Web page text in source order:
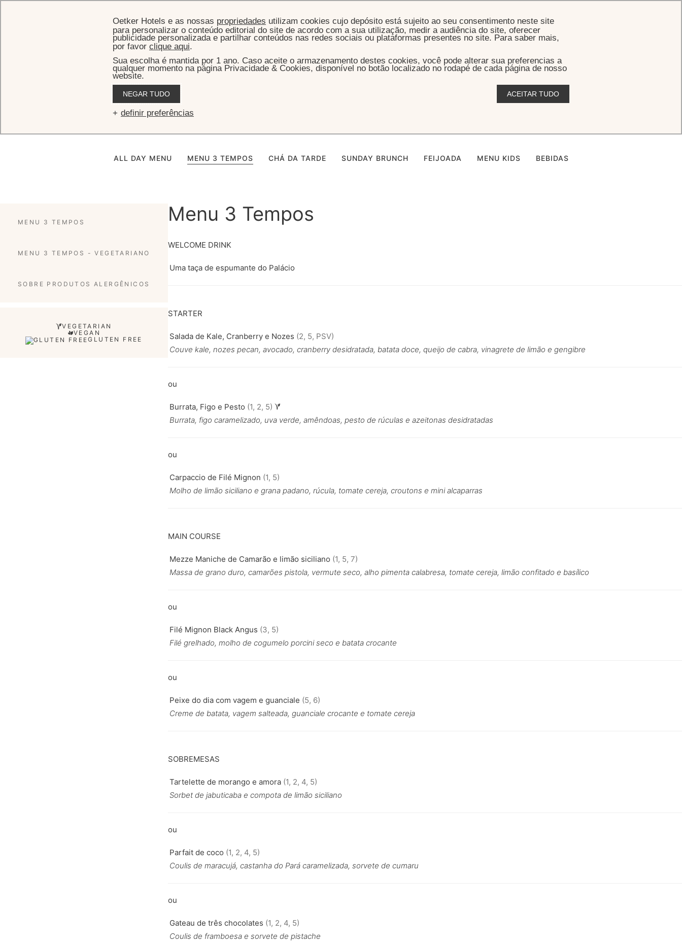
Pateo do Palácio - Menu 3 Tempos
ALL DAY MENU MENU 3 TEMPOS CHÁ DA TARDE SUNDAY BRUNCH FEIJOADA MENU KIDS BEBIDAS
MENU 3 TEMPOS
MENU 3 TEMPOS - VEGETARIANO
SOBRE PRODUTOS ALERGÊNICOS
VEGETARIAN
VEGAN
GLUTEN FREE
Menu 3 Tempos
WELCOME DRINK
Uma taça de espumante do Palácio
STARTER
Salada de Kale, Cranberry e Nozes (2, 5, PSV)
Couve kale, nozes pecan, avocado, cranberry desidratada, batata doce, queijo de cabra, vinagrete de limão e gengibre
Burrata, Figo e Pesto (1, 2, 5)
Burrata, figo caramelizado, uva verde, amêndoas, pesto de rúculas e azeitonas desidratadas
Carpaccio de Filé Mignon (1, 5)
Molho de limão siciliano e grana padano, rúcula, tomate cereja, croutons e mini alcaparras
MAIN COURSE
Mezze Maniche de Camarão e limão siciliano (1, 5, 7)
Massa de grano duro, camarões pistola, vermute seco, alho pimenta calabresa, tomate cereja, limão confitado e basílico
Filé Mignon Black Angus (3, 5)
Filé grelhado, molho de cogumelo porcini seco e batata crocante
Peixe do dia com vagem e guanciale (5, 6)
Creme de batata, vagem salteada, guanciale crocante e tomate cereja
SOBREMESAS
Tartelette de morango e amora(1, 2, 4, 5)
Sorbet de jabuticaba e compota de limão siciliano
Parfait de coco (1, 2, 4, 5)
Coulis de maracujá, castanha do Pará caramelizada, sorvete de cumaru
Gateau de três chocolates (1, 2, 4, 5)
Coulis de framboesa e sorvete de pistache
Oetker Hotels e as nossas propriedades utilizam cookies cujo depósito está sujeito ao seu consentimento neste site
para personalizar o conteúdo editorial do site de acordo com a sua utilização, medir a audiência do site, oferecer
publicidade personalizada e partilhar conteúdos nas redes sociais ou plataformas presentes no site. Para saber mais,
por favor clique aqui.
Sua escolha é mantida por 1 ano. Caso aceite o armazenamento destes cookies, você pode alterar sua preferencias a
qualquer momento na página Privacidade & Cookies, disponível no botão localizado no rodapé de cada página de nosso
website.
NEGAR TUDO ACEITAR TUDO
definir preferências